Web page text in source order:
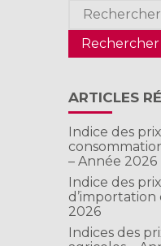
Rechercher :
ARTICLES
Indice des
– Année 2026
Indice des
d’importation
2026
Indices des